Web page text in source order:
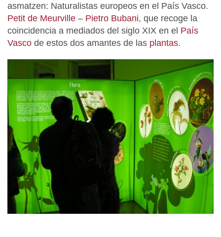
asmatzen: Naturalistas europeos en el País Vasco.
Petit de Meurville – Pietro Bubani, que recoge la
coincidencia a mediados del siglo XIX en el País
Vasco de estos dos amantes de las plantas.